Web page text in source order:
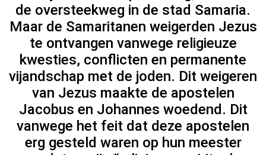
de oversteekweg in de stad Samaria.
Maar de Samaritanen weigerden Jezus
te ontvangen vanwege religieuze
kwesties, conflicten en permanente
vijandschap met de joden. Dit weigeren
van Jezus maakte de apostelen
Jacobus en Johannes woedend. Dit
vanwege het feit dat deze apostelen
erg gesteld waren op hun meester